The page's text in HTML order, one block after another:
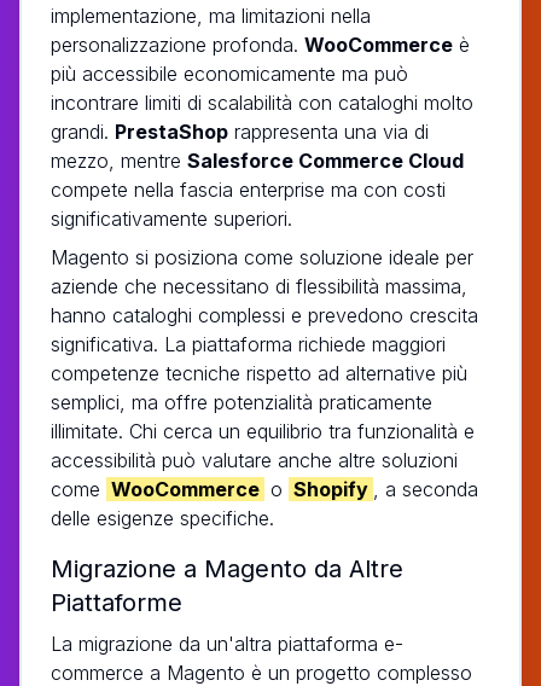
implementazione, ma limitazioni nella
personalizzazione profonda. WooCommerce è
più accessibile economicamente ma può
incontrare limiti di scalabilità con cataloghi molto
grandi. PrestaShop rappresenta una via di
mezzo, mentre Salesforce Commerce Cloud
compete nella fascia enterprise ma con costi
significativamente superiori.
Magento si posiziona come soluzione ideale per
aziende che necessitano di flessibilità massima,
hanno cataloghi complessi e prevedono crescita
significativa. La piattaforma richiede maggiori
competenze tecniche rispetto ad alternative più
semplici, ma offre potenzialità praticamente
illimitate. Chi cerca un equilibrio tra funzionalità e
accessibilità può valutare anche altre soluzioni
come WooCommerce o Shopify
, a seconda
delle esigenze specifiche.
Migrazione a Magento da Altre
Piattaforme
La migrazione da un'altra piattaforma e-
commerce a Magento è un progetto complesso